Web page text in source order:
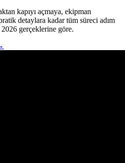
kapıyı açmaya, ekipman
detaylara kadar tüm süreci adım
gerçeklerine göre.